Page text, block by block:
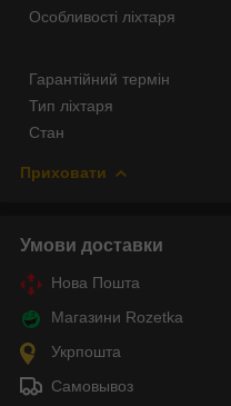
Особливості ліхтаря
Гарантійний термін
Тип ліхтаря
Стан
Приховати
Умови доставки
Нова Пошта
Магазини Rozetka
Укрпошта
Самовывоз